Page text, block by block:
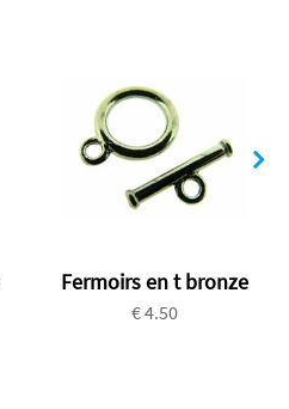
Fermoirs en t bronze
€ 4.50